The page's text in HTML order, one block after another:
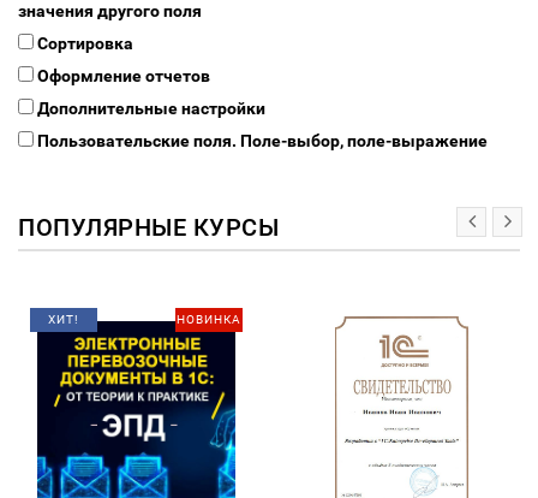
значения другого поля
Сортировка
Оформление отчетов
Дополнительные настройки
Пользовательские поля. Поле-выбор, поле-выражение
ПОПУЛЯРНЫЕ КУРСЫ
НОВИНКА
ХИТ!